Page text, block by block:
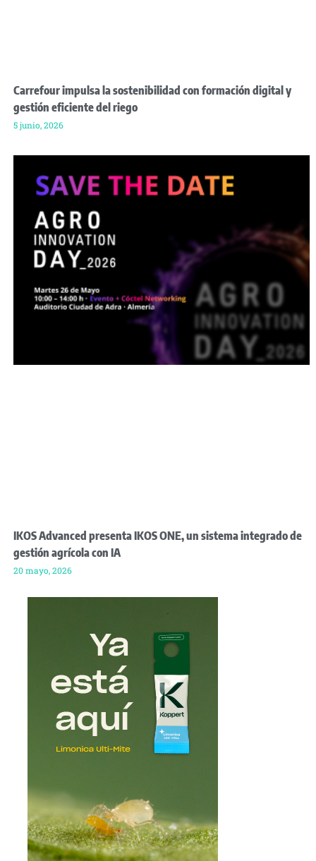
Carrefour impulsa la sostenibilidad con formación digital y
gestión eficiente del riego
5 junio, 2026
IKOS Advanced presenta IKOS ONE, un sistema integrado de
gestión agrícola con IA
20 mayo, 2026